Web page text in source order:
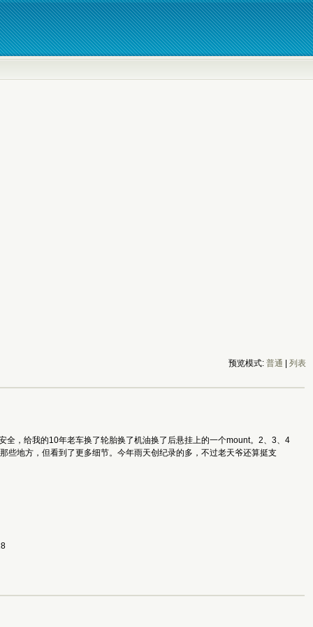
预览模式: 普通 列表
，给我的10年老车换了轮胎换了机油换了后悬挂上的一个mount。2、3、4
地方，但看到了更多细节。今年雨天创纪录的多，不过老天爷还算挺支